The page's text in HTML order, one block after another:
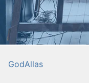
GodAllas